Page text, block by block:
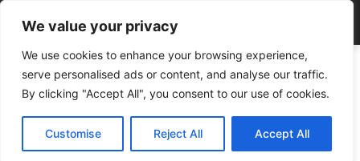
We value your privacy
We use cookies to enhance your browsing experience,
serve personalised ads or content, and analyse our traffic.
By clicking "Accept All", you consent to our use of cookies.
Customise Reject All Accept All
Tags Eurovision 2025
Tag:Eurovision 2025